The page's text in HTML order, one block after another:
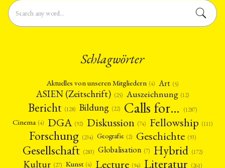
Schlagwörter
Aktuelles von unseren Mitgliedern (4) Art (5)
ASIEN (Zeitschrift) (25) Auszeichnung (12)
Bericht (128) Bildung (22) Calls for… (1287)
Cinema (4) DGA (92) Diskussion (74) Fellowship (111)
Forschung (234) Geografie (2) Geschichte (93)
Gesellschaft (283) Globalisation (7) Hybrid (172)
Kultur (27) Kunst (4) Lecture (94) Literatur (261)